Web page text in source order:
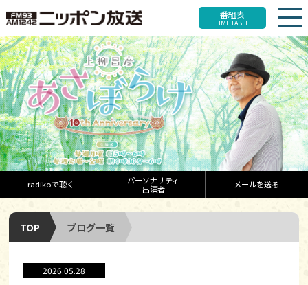
番組表
TIME TABLE
radikoで聴く
パーソナリティ
出演者
メールを送る
TOP ブログ一覧
2026.05.28